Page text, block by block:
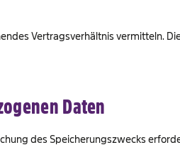
Vertragsverhältnis vermitteln.
Daten
des Speicherungszwecks